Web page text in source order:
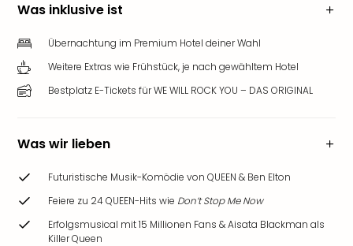
Was inklusive ist
Übernachtung im Premium Hotel deiner Wahl
Weitere Extras wie Frühstück, je nach gewähltem Hotel
Bestplatz E-Tickets für WE WILL ROCK YOU – DAS ORIGINAL
Was wir lieben
Futuristische Musik-Komödie von QUEEN & Ben Elton
Feiere zu 24 QUEEN-Hits wie Don’t Stop Me Now
Erfolgsmusical mit 15 Millionen Fans & Aisata Blackman als
Killer Queen